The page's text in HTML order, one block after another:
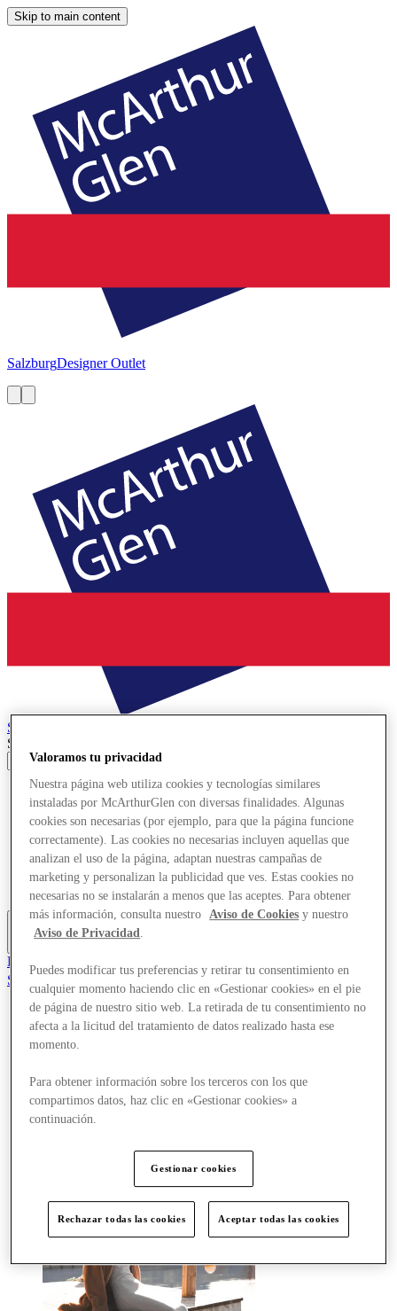
Skip to main content
SalzburgDesigner Outlet
Salzburg
Search input
Tiendas
Ofertas
Planifica tu visita
¿Qué pasa?
Comer y beber
Tarjetas regalo
Servicios
El Club
Salvado
es
Tiendas
Ofertas
Comer y beber
Tarjetas regalo
Servicios
Valoramos tu privacidad
Nuestra página web utiliza cookies y tecnologías similares
instaladas por McArthurGlen con diversas finalidades. Algunas
cookies son necesarias (por ejemplo, para que la página funcione
correctamente). Las cookies no necesarias incluyen aquellas que
analizan el uso de la página, adaptan nuestras campañas de
marketing y personalizan la publicidad que ves. Estas cookies no
necesarias no se instalarán a menos que las aceptes. Para obtener
más información, consulta nuestro
Aviso de Cookies y nuestro
Aviso de Privacidad.
Puedes modificar tus preferencias y retirar tu consentimiento en
cualquier momento haciendo clic en «Gestionar cookies» en el pie
de página de nuestro sitio web. La retirada de tu consentimiento no
afecta a la licitud del tratamiento de datos realizado hasta ese
momento.
Para obtener información sobre los terceros con los que
compartimos datos, haz clic en «Gestionar cookies» a
continuación.
Gestionar cookies
Rechazar todas las cookies Aceptar todas las cookies